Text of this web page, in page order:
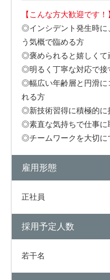
【こんな方大歓迎です！
◎インシデント発生時に
う気概で臨める方
◎褒められると嬉しくて
◎明るく丁寧な対応で接
◎幅広い年齢層と円滑に
れる方
◎新技術習得に積極的に
◎素直な気持ちで仕事に
◎チームワークを大切に
雇用形態
正社員
採用予定人数
若干名